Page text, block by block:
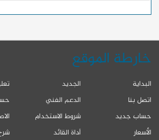
خارطة الموقع
البداية الجديد
اتصل بنا
الدعم الفني
حساب جديد
شروط الاستخدام
الأسعار
أداة القائد